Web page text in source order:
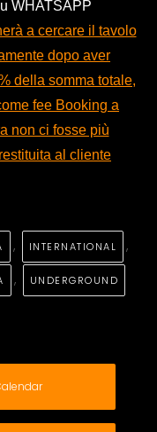
WHATSAPP
a cercare il tavolo
dopo aver
della somma totale,
fee Booking a
non ci fosse più
al cliente
, INTERNATIONAL ,
, UNDERGROUND